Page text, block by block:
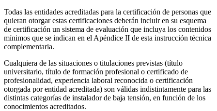
Todas las entidades acreditadas para la certificación de personas que
quieran otorgar estas certificaciones deberán incluir en su esquema
de certificación un sistema de evaluación que incluya los contenidos
mínimos que se indican en el Apéndice II de esta instrucción técnica
complementaria.
Cualquiera de las situaciones o titulaciones previstas (título
universitario, título de formación profesional o certificado de
profesionalidad, experiencia laboral reconocida o certificación
otorgada por entidad acreditada) son válidas indistintamente para las
distintas categorías de instalador de baja tensión, en función de los
conocimientos acreditados.